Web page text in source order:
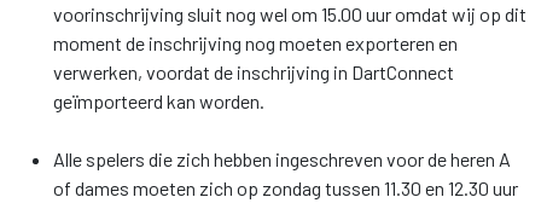
voorinschrijving sluit nog wel om 15.00 uur omdat wij op dit
moment de inschrijving nog moeten exporteren en
verwerken, voordat de inschrijving in DartConnect
geïmporteerd kan worden.
Alle spelers die zich hebben ingeschreven voor de heren A
of dames moeten zich op zondag tussen 11.30 en 12.30 uur